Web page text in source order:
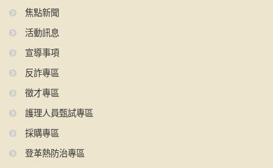
焦點新聞
活動訊息
宣導事項
反詐專區
徵才專區
護理人員甄試專區
採購專區
登革熱防治專區